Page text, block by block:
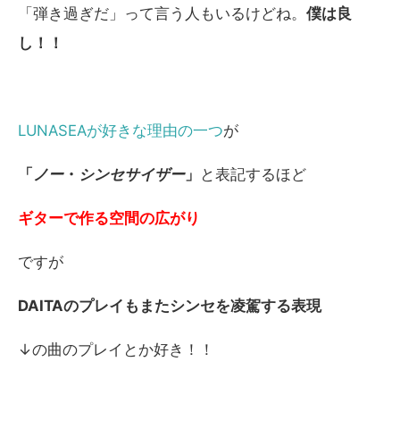
「弾き過ぎだ」って言う人もいるけどね。 僕は良
し！！
LUNASEAが好きな理由の一つが
「 ノー・ シンセサイザー」 と表記するほど
ギターで作る空間の広がり
ですが
DAITAのプレイもまたシンセを凌駕する表現
↓の曲のプレイとか好き！！